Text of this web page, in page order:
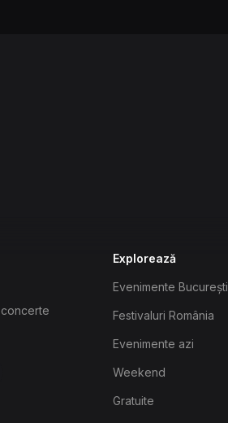
Explorează
Evenimente București
Festivaluri România
Evenimente azi
Weekend
Gratuite